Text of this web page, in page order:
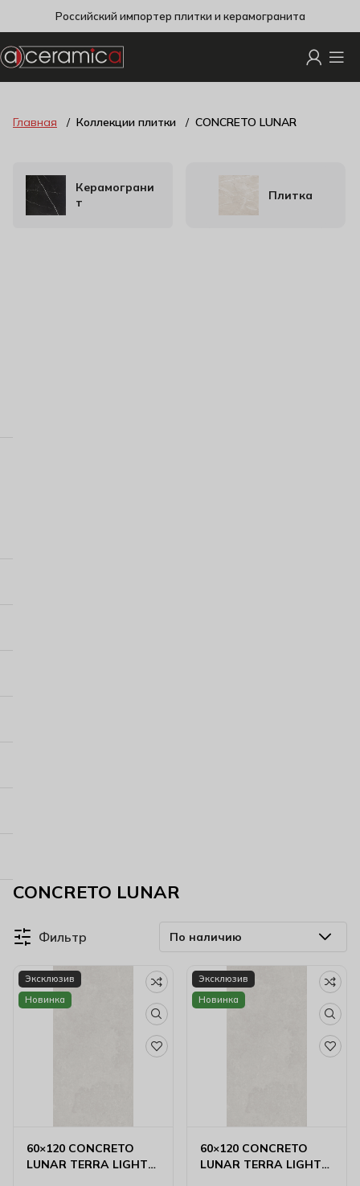
Российский импортер плитки и керамогранита
Главная Коллекции плитки CONCRETO LUNAR
Керамограни
т
Плитка
CONCRETO LUNAR
Фильтр
Эксклюзив
Новинка
60×120 CONCRETO
LUNAR TERRA LIGHT
Эксклюзив
Новинка
60×120 CONCRETO
LUNAR TERRA LIGHT